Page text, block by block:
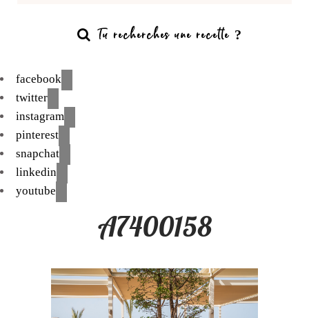
facebook
twitter
instagram
pinterest
snapchat
linkedin
youtube
A7400158